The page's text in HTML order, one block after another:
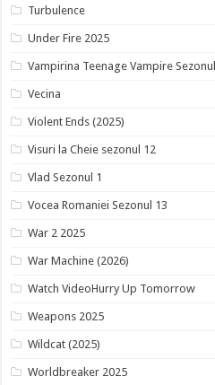
Turbulence
Under Fire 2025
Vampirina Teenage Vampire
Vecina
Violent Ends (2025)
Visuri la Cheie sezonul 12
Vlad Sezonul 1
Vocea Romaniei Sezonul 13
War 2 2025
War Machine (2026)
Watch VideoHurry Up Tomorrow
Weapons 2025
Wildcat (2025)
Worldbreaker 2025